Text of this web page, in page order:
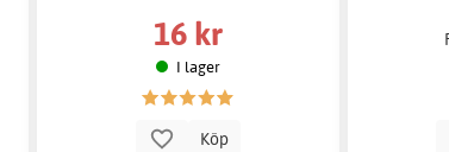
16 kr
I lager
Köp